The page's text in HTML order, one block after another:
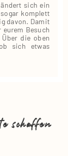
sich ein
komplett
davon. Damit
Besuch
die oben
sich etwas
schaffen